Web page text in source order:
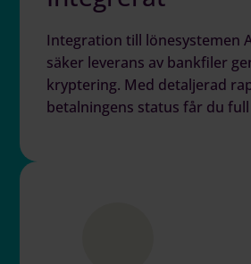
Integration till lönesystemen
säker leverans av bankfiler
kryptering. Med detaljerad
betalningens status får du